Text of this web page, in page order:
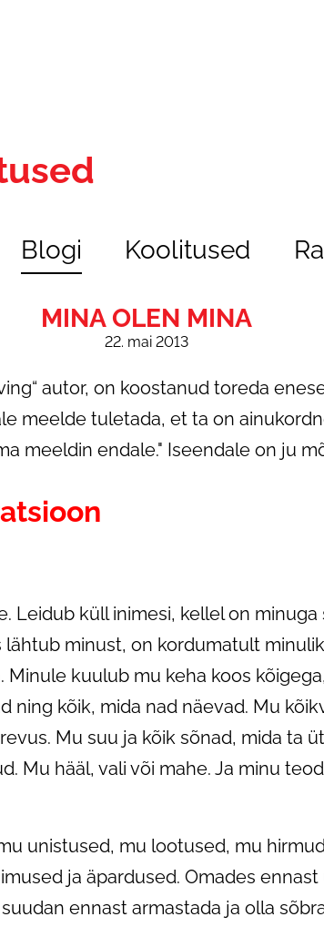
Blogi Koolitused
MINA OLEN MINA
22. mai 2013
autor, on koostanud toreda
meelde tuletada, et ta on
meeldin endale." Iseendale on ju
Leidub küll inimesi, kellel on
lähtub minust, on kordumatult
Minule kuulub mu keha koos
ning kõik, mida nad näevad. Mu
Mu suu ja kõik sõnad, mida ta
Mu hääl, vali või mahe. Ja minu
unistused, mu lootused, mu
ja äpardused. Omades
ennast armastada ja olla